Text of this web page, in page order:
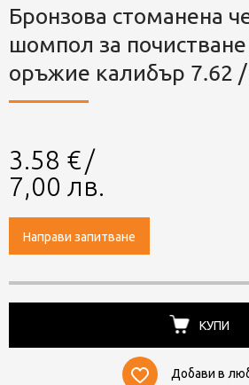
Бронзова стоманена
шомпол за
оръжие калибър 7.62
3.58 € /
7,00 лв.
Направи запитване
КУПИ
Добави в